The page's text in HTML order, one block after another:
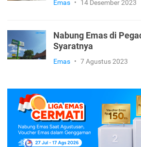
Emas • 14 Desember 2023
Nabung Emas di
Syaratnya
Emas • 7 Agustus 2023